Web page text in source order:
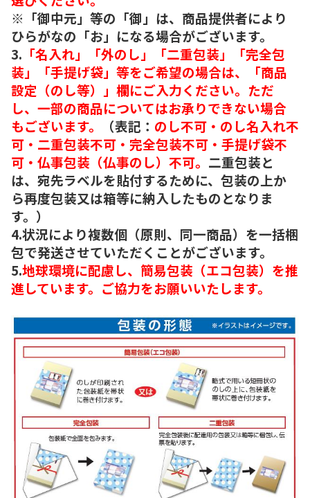
※「御中元」等の「御」は、商品提供者により
ひらがなの「お」になる場合がございます。
3. 「名入れ」「外のし」「二重包装」「完全包
装」「手提げ袋」等をご希望の場合は、「商品
設定（のし等）」欄にご入力ください。ただ
し、一部の商品についてはお承りできない場合
もございます。
（表記： のし不可・のし名入れ不
可・二重包装不可・完全包装不可・手提げ袋不
可・仏事包装（仏事のし）不可。 二重包装と
は、宛先ラベルを貼付するために、包装の上か
ら再度包装又は箱等に納入したものとなりま
す。）
4.状況により複数個（原則、同一商品）を一括梱
包で発送させていただくことがございます。
5.地球環境に配慮し、簡易包装（エコ包装）を推
進しています。ご協力をお願いいたします。